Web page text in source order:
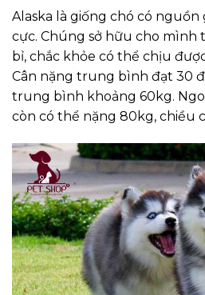
Alaska là giống chó có
cực. Chúng sở hữu cho mình
bỉ, chắc khỏe có thể chịu
Cân nặng trung bình đạt 30
trung bình khoảng 60kg.
còn có thể nặng 80kg, chiều